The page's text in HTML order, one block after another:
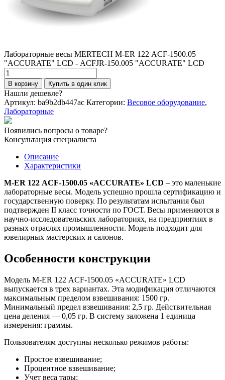
Лабораторные весы MERTECH M-ER 122 АCF-1500.05
"ACCURATE" LСD - АCFJR-150.005 "ACCURATE" LСD
Количество
товара
Лабораторные
весы
MERTECH
M-
ER
122
АCF-
1500.05
"ACCURATE"
-
АCFJR-
150.005
"ACCURATE"
LСD
В корзину Купить в один клик
Нашли дешевле?
Артикул: ba9b2db447ac Категории: Весовое оборудование,
Лабораторные
Появились вопросы о товаре?
Консультация специалиста
Описание
Характеристики
M-ER 122 АCF-1500.05 «ACCURATE» LСD – это маленькие
лабораторные весы. Модель успешно прошла сертификацию и
государственную поверку. По результатам испытания был
подтвержден II класс точности по ГОСТ. Весы применяются в
научно-исследовательских лабораториях, на предприятиях в
разных отраслях промышленности. Модель подходит для
ювелирных мастерских и салонов.
Особенности конструкции
Модель M-ER 122 АCF-1500.05 «ACCURATE» LСD
выпускается в трех вариантах. Эта модификация отличаются
максимальным пределом взвешивания: 1500 гр.
Минимальный предел взвешивания: 2,5 гр. Действительная
цена деления — 0,05 гр. В систему заложена 1 единица
измерения: граммы.
Пользователям доступны несколько режимов работы:
Простое взвешивание;
Процентное взвешивание;
Учет веса тары;